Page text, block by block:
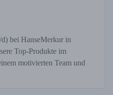
bei HanseMerkur in
Top-Produkte im
motivierten Team und